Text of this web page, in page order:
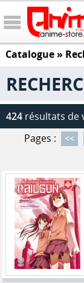
Catalogue»
424 résultats de
Pages :
<<